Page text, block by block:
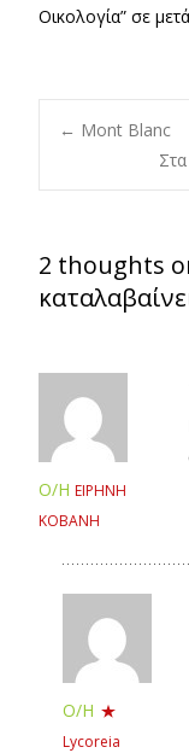
Οικολογία” σε
Post
← Mont Blanc
2 thoughts
Ο/Η ΕΙΡΗΝΗ
ΚΟΒΑΝΗ
Ο/Η
Lycoreia